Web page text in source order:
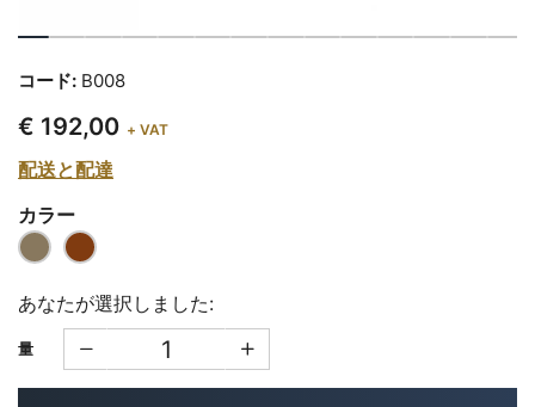
コード: B008
€ 192,00 + VAT
配送と配達
カラー
あなたが選択しました:
量